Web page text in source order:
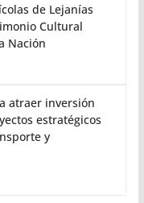
de Lejanías
Cultural
Nación
atraer inversión
estratégicos
y